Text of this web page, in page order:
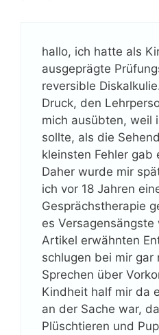
hallo, ich hatte als
ausgeprägte
reversible
Druck, den
mich ausübten, weil
sollte, als die
kleinsten Fehler gab
Daher wurde mir
ich vor 18 Jahren
Gesprächstherapie
es Versagensängste
Artikel erwähnten
schlugen bei mir gar
Sprechen über
Kindheit half mir da
an der Sache war,
Plüschtieren und